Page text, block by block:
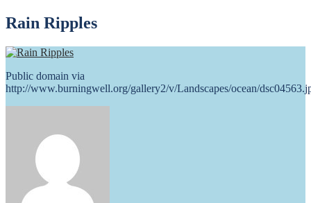
Rain Ripples
Public domain via
http://www.burningwell.org/gallery2/v/Landscapes/ocean/